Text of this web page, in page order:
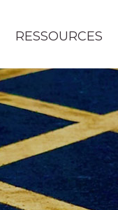
RESSOURCES